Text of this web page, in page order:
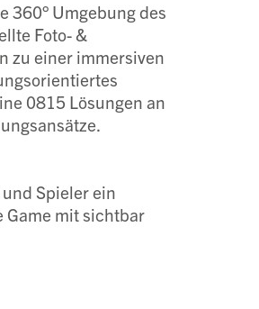
360° Umgebung des
Foto- &
zu einer immersiven
0815 Lösungen an
Spieler ein
Game mit sichtbar